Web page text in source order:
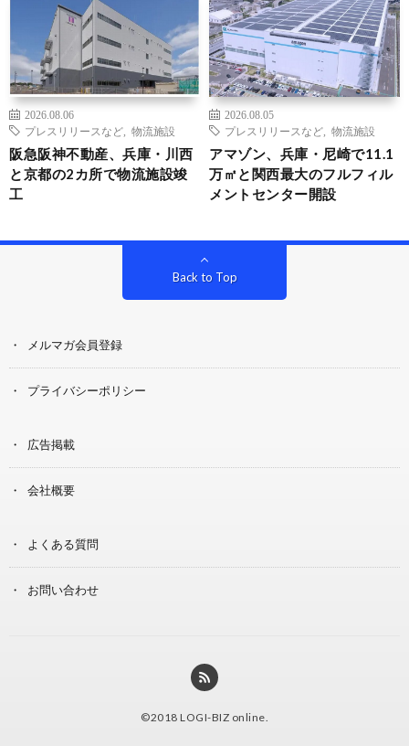
2026.08.06
プレスリリースなど
物流施設
阪急阪神不動産、兵庫・川西
と京都の2カ所で物流施設竣
工
2026.08.05
プレスリリースなど
物流施設
アマゾン、兵庫・尼崎で11.1
万㎡と関西最大のフルフィル
メントセンター開設
Back to Top
メルマガ会員登録
プライバシーポリシー
広告掲載
会社概要
よくある質問
お問い合わせ
©2018 LOGI-BIZ online